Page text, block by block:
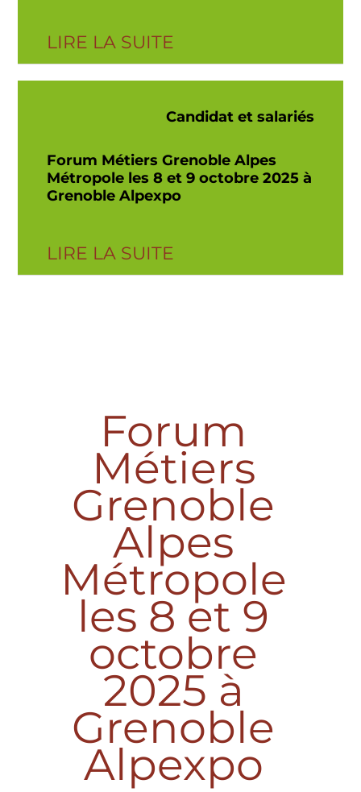
LIRE LA SUITE
Candidat et salariés
Forum Métiers Grenoble Alpes
Métropole les 8 et 9 octobre 2025 à
Grenoble Alpexpo
LIRE LA SUITE
Forum
Métiers
Grenoble
Alpes
Métropole
les 8 et 9
octobre
2025 à
Grenoble
Alpexpo